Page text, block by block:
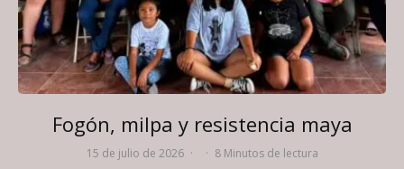
Fogón, milpa y resistencia maya
15 de julio de 2026 · · 8 Minutos de lectura